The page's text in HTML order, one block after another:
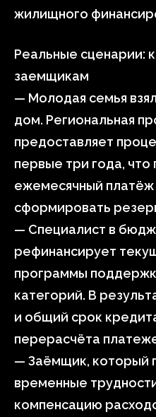
жилищного
Реальные сценарии:
заемщикам
— Молодая семья
дом. Региональная
предоставляет
первые три года, что
ежемесячный
сформировать
— Специалист в
рефинансирует
программы
категорий. В
и общий срок
перерасчёта
— Заёмщик, который
временные
компенсацию